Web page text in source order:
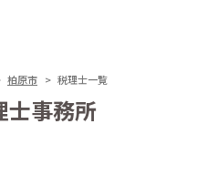
柏原市 税理士一覧
士事務所